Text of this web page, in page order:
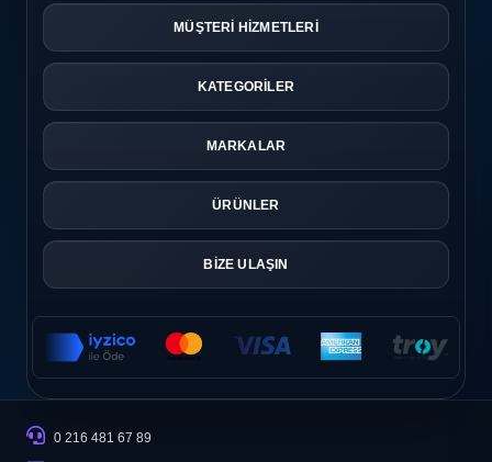
MÜŞTERİ HİZMETLERİ
KATEGORİLER
MARKALAR
ÜRÜNLER
BİZE ULAŞIN
0 216 481 67 89